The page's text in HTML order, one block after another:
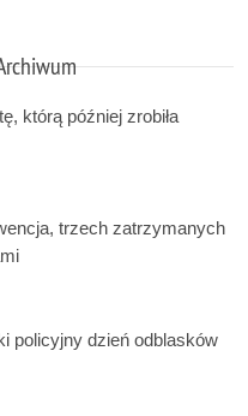
którą później zrobiła
trzech zatrzymanych
policyjny dzień odblasków